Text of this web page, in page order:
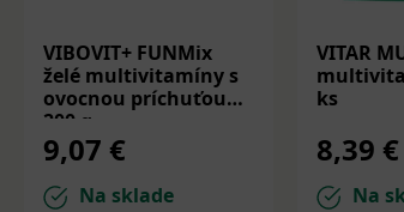
VIBOVIT+ FUNMix
želé multivitamíny s
ovocnou príchuťou
200 g
9,07 €
Na sklade
VITAR
ks
8,39 €
Na